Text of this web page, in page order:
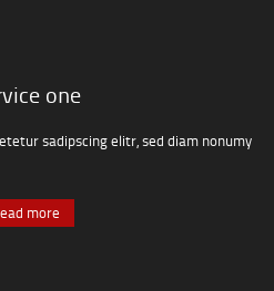
one
sadipscing elitr, sed diam nonumy
more